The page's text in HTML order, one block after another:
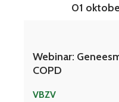
01
Webinar:
COPD
VBZV